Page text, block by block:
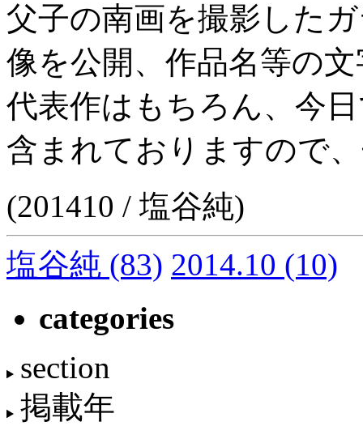
父子の南画を撮影した
像を公開、作品名等の
代表作はもちろん、今
含まれておりますので
(201410 / 塩谷純)
塩谷純 (83) 2014.10 (10)
categories
section
掲載年